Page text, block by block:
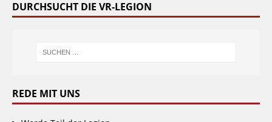
DURCHSUCHT DIE VR-LEGION
REDE MIT UNS